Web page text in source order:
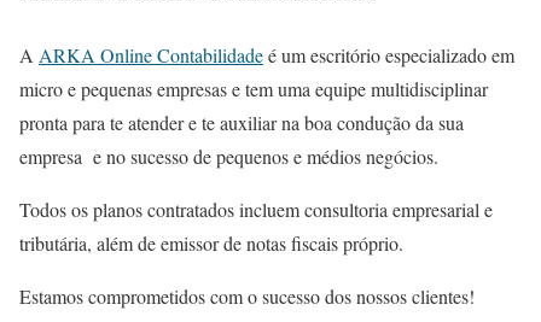
A ARKA Online Contabilidadeé um escritório especializado em
micro e pequenas empresas e tem uma equipe multidisciplinar
pronta para te atender e te auxiliar na boa condução da sua
empresa e no sucesso de pequenos e médios negócios.
Todos os planos contratados incluem consultoria empresarial e
tributária, além de emissor de notas fiscais próprio.
Estamos comprometidos com o sucesso dos nossos clientes!